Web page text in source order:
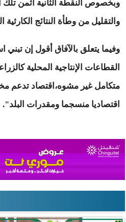
وبخصوص النقطة الثانية أثمن تلك
والتقليل من وطأة النتائج
وفيما يتعلق بالآفاق أقول إن تبني
القطاعات الإنتاجية المحلية
متكامل غير مشوه،اقتصاد تدعم
اقتصاديا منسجما ومقدرات البلد".